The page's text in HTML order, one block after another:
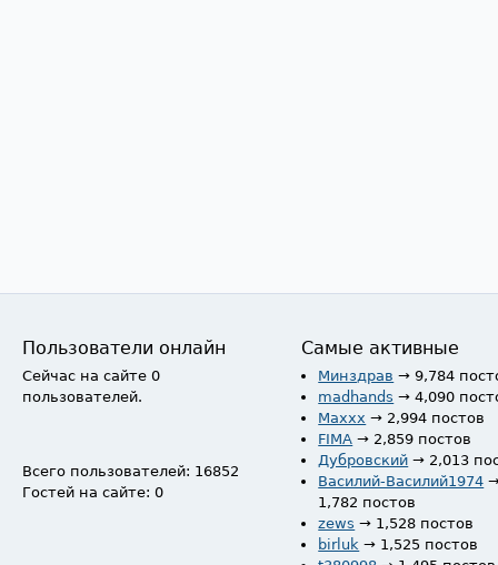
Пользователи онлайн
Сейчас на сайте 0
пользователей.
Всего пользователей: 16852
Гостей на сайте: 0
Самые активные
Минздрав → 9,784
madhands → 4,090
Maxxx → 2,994 постов
FIMA → 2,859 постов
Дубровский → 2,013
Василий-Василий1974
1,782 постов
zews → 1,528 постов
birluk → 1,525 постов